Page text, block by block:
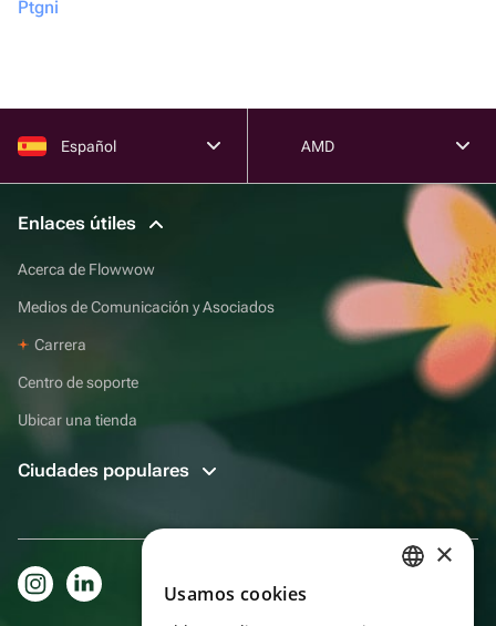
Ptgni
Español AMD
Enlaces útiles
Acerca de Flowwow
Medios de Comunicación y Asociados
Carrera
Centro de soporte
Ubicar una tienda
Ciudades populares
×
Usamos cookies